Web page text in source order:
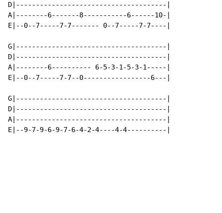
D|--------------------------------------|
A|--------6-------8-----------6------10-|
E|--0--7-----7-7------- 0--7-----7-7----|
G|--------------------------------------|
D|--------------------------------------|
A|--------6---------- 6-5-3-1-5-3-1-----|
E|--0--7-----7-7--0-----------------6---|
G|--------------------------------------|
D|--------------------------------------|
A|--------------------------------------|
E|--9-7-9-6-9-7-6-4-2-4----4-4----------|